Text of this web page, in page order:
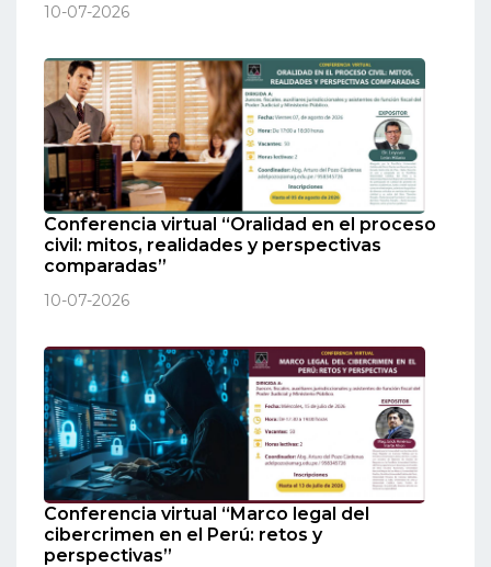
10-07-2026
Conferencia virtual “Oralidad en el proceso
civil: mitos, realidades y perspectivas
comparadas”
10-07-2026
Conferencia virtual “Marco legal del
cibercrimen en el Perú: retos y
perspectivas”